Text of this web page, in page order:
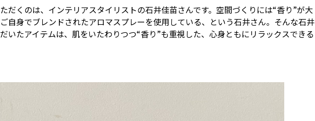
だくのは、インテリアスタイリストの石井佳苗さんです。空間づくりには“香り”が大
自身でブレンドされたアロマスプレーを使用している、という石井さん。そんな石井
いたアイテムは、肌をいたわりつつ“香り”も重視した、心身ともにリラックスできる